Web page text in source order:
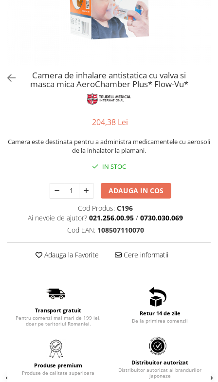
Camera de inhalare antistatica cu valva si
masca mica AeroChamber Plus* Flow-Vu*
204,38 Lei
Camera este destinata pentru a administra medicamentele cu aerosoli
de la inhalator la plamani.
IN STOC
ADAUGA IN COS
Cod Produs: C196
Ai nevoie de ajutor? 021.256.00.95 / 0730.030.069
Cod EAN: 108507110070
Adauga la Favorite Cere informatii
Transport gratuit
Pentru comenzi mai mari de 199 lei,
doar pe teritoriul Romaniei.
Retur 14 de zile
De la primirea comenzii
Produse premium
Produse de calitate superioara
Distribuitor autorizat
Distribuitor autorizat al brandurilor
japoneze